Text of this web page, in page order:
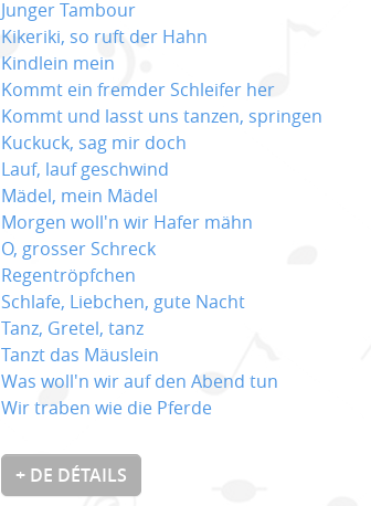
Junger Tambour
Kikeriki, so ruft der Hahn
Kindlein mein
Kommt ein fremder Schleifer her
Kommt und lasst uns tanzen, springen
Kuckuck, sag mir doch
Lauf, lauf geschwind
Mädel, mein Mädel
Morgen woll'n wir Hafer mähn
O, grosser Schreck
Regentröpfchen
Schlafe, Liebchen, gute Nacht
Tanz, Gretel, tanz
Tanzt das Mäuslein
Was woll'n wir auf den Abend tun
Wir traben wie die Pferde
+ DE DÉTAILS